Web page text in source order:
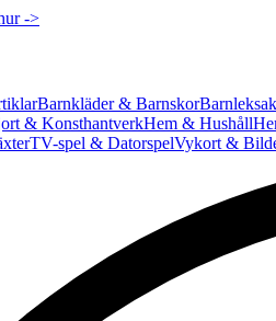
->
Barnkläder & Barnskor
& KonsthantverkHem & Hushåll
TV-spel & DatorspelVykort &